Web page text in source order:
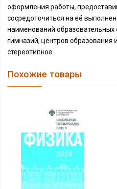
оформления работы,
сосредоточиться на её
наименований образовательных
гимназий, центров образования
стереотипное.
Похожие товары